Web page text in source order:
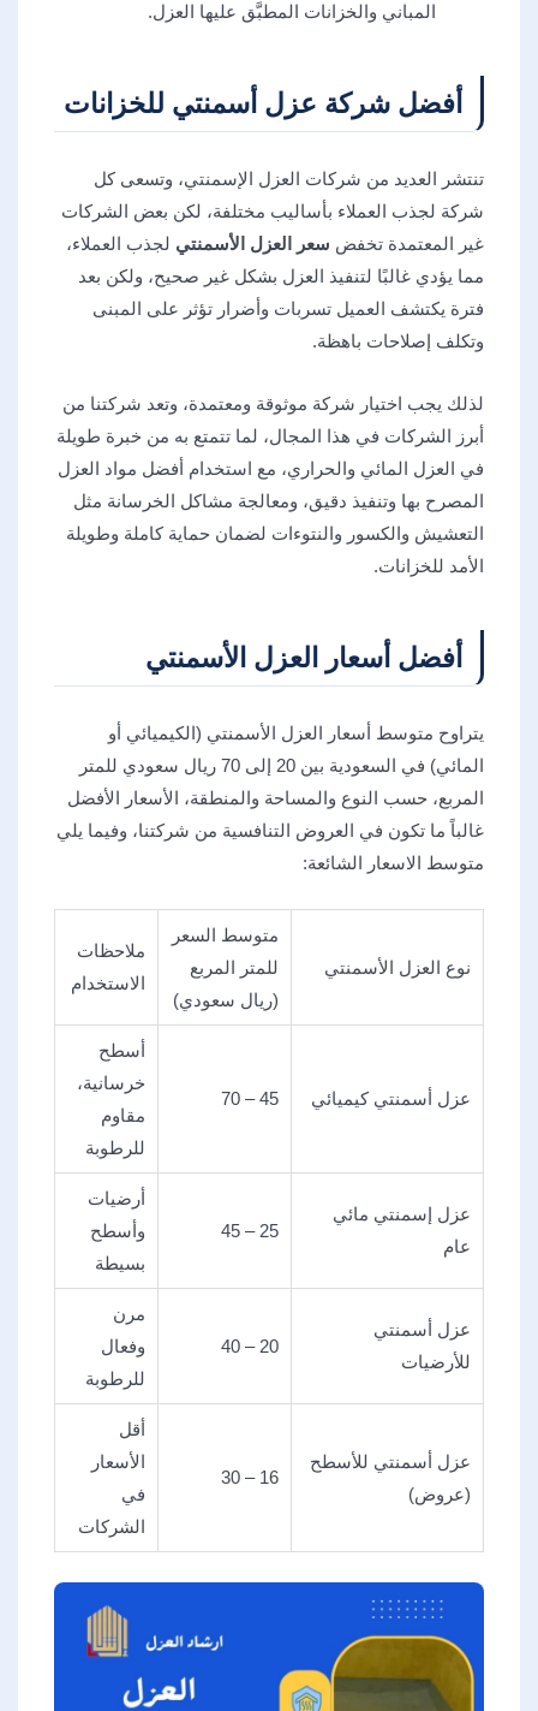
المباني والخزانات المطبَّق عليها العزل.
أفضل شركة عزل أسمنتي للخزانات
تنتشر العديد من شركات العزل الإسمنتي، وتسعى كل
شركة لجذب العملاء بأساليب مختلفة، لكن بعض الشركات
غير المعتمدة تخفض سعر العزل الأسمنتي لجذب العملاء،
مما يؤدي غالبًا لتنفيذ العزل بشكل غير صحيح، ولكن بعد
فترة يكتشف العميل تسربات وأضرار تؤثر على المبنى
وتكلف إصلاحات باهظة.
لذلك يجب اختيار شركة موثوقة ومعتمدة، وتعد شركتنا من
أبرز الشركات في هذا المجال، لما تتمتع به من خبرة طويلة
في العزل المائي والحراري، مع استخدام أفضل مواد العزل
المصرح بها وتنفيذ دقيق، ومعالجة مشاكل الخرسانة مثل
التعشيش والكسور والنتوءات لضمان حماية كاملة وطويلة
الأمد للخزانات.
أفضل أسعار العزل الأسمنتي
يتراوح متوسط أسعار العزل الأسمنتي (الكيميائي أو
المائي) في السعودية بين 20 إلى 70 ريال سعودي للمتر
المربع، حسب النوع والمساحة والمنطقة، الأسعار الأفضل
غالباً ما تكون في العروض التنافسية من شركتنا، وفيما يلي
متوسط الاسعار الشائعة:
نوع العزل الأسمنتي
متوسط السعر
للمتر المربع
(ريال سعودي)
ملاحظات
الاستخدام
عزل أسمنتي كيميائي 45 – 70
أسطح
خرسانية،
مقاوم
للرطوبة
عزل إسمنتي مائي
عام
25 – 45
أرضيات
وأسطح
بسيطة
عزل أسمنتي
للأرضيات
20 – 40
مرن
وفعال
للرطوبة
عزل أسمنتي للأسطح
(عروض)
16 – 30
أقل
الأسعار
في
الشركات